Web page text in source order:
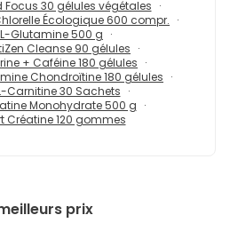
30 gélules végétales
Écologique 600 compr.
Glutamine 500 g
Cleanse 90 gélules
+ Caféine 180 gélules
Chondroïtine 180 gélules
Carnitine 30 Sachets
Monohydrate 500 g
Créatine 120 gommes
prix